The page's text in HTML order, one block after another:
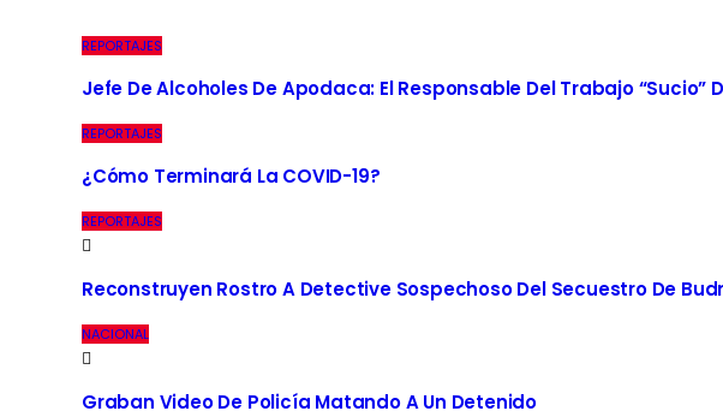
REPORTAJES
Jefe De Alcoholes De Apodaca: El Responsable Del Trabajo “sucio”
REPORTAJES
¿Cómo Terminará La COVID-19?
REPORTAJES
Reconstruyen Rostro A Detective Sospechoso Del Secuestro De
NACIONAL
Graban Video De Policía Matando A Un Detenido